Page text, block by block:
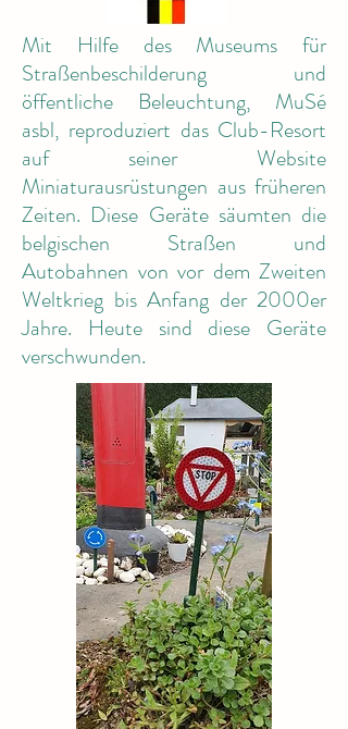
Mit Hilfe des Museums für
Straßenbeschilderung und
öffentliche Beleuchtung, MuSé
asbl, reproduziert das Club-Resort
auf seiner Website
Miniaturausrüstungen aus früheren
Zeiten. Diese Geräte säumten die
belgischen Straßen und
Autobahnen von vor dem Zweiten
Weltkrieg bis Anfang der 2000er
Jahre. Heute sind diese Geräte
verschwunden.